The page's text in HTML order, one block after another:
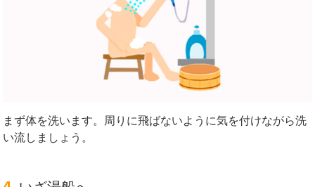
まず体を洗います。周りに飛ばないように気を付けながら洗
い流しましょう。